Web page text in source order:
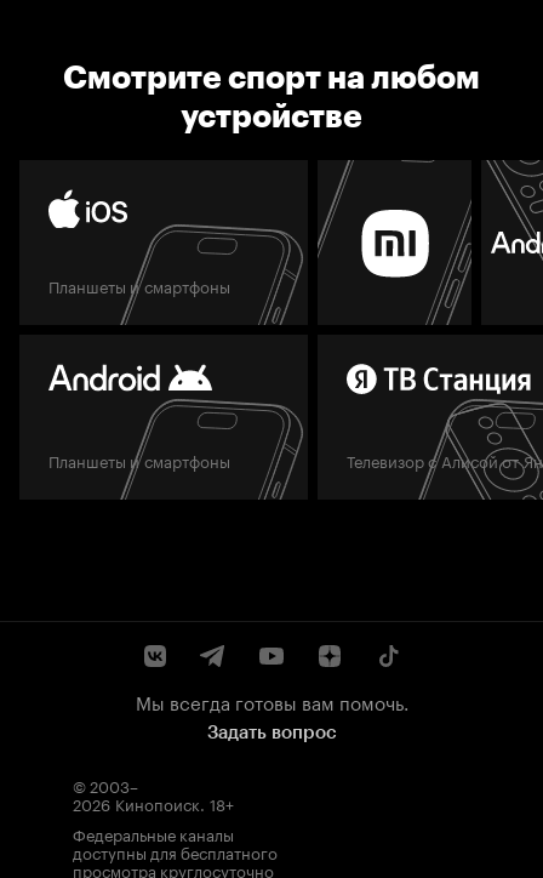
Смотрите спорт на любом
устройстве
Планшеты и смартфоны
Планшеты и смартфоны Телевизор с Алисой от
Мы всегда готовы вам помочь.
Задать вопрос
© 2003–
2026 Кинопоиск. 18+
Федеральные каналы
доступны для бесплатного
просмотра круглосуточно